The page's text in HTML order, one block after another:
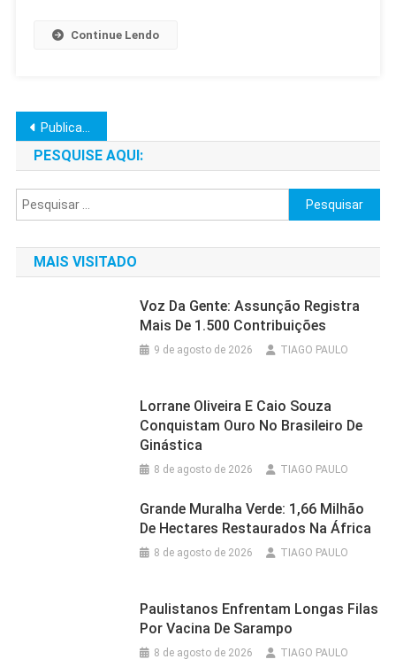
Continue Lendo
Navegação
por
posts
Publicações mais antigas
PESQUISE AQUI:
Pesquisar
por:
MAIS VISITADO
Voz Da Gente: Assunção Registra
Mais De 1.500 Contribuições
9 de agosto de 2026 TIAGO PAULO
Lorrane Oliveira E Caio Souza
Conquistam Ouro No Brasileiro De
Ginástica
8 de agosto de 2026 TIAGO PAULO
Grande Muralha Verde: 1,66 Milhão
De Hectares Restaurados Na África
8 de agosto de 2026 TIAGO PAULO
Paulistanos Enfrentam Longas Filas
Por Vacina De Sarampo
8 de agosto de 2026 TIAGO PAULO